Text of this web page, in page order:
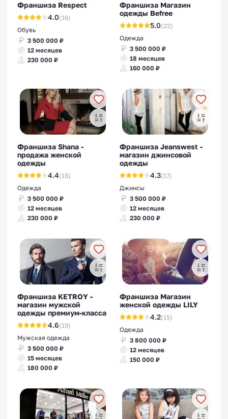
Франшиза Respect
4.0(16)
Обувь
3 500 000 ₽
12 месяцев
230 000 ₽
Франшиза Магазин
одежды Befree
5.0(22)
Одежда
3 500 000 ₽
18 месяцев
160 000 ₽
Франшиза Shana -
продажа женской
одежды
4.4(18)
Одежда
3 500 000 ₽
12 месяцев
230 000 ₽
Франшиза Jeanswest -
магазин джинсовой
одежды
4.3(17)
Джинсы
3 500 000 ₽
12 месяцев
230 000 ₽
Франшиза KETROY -
магазин мужской
одежды премиум-класса
4.6(19)
Мужская одежда
3 500 000 ₽
15 месяцев
180 000 ₽
Франшиза Магазин
женской одежды LILY
4.2(15)
Одежда
3 800 000 ₽
12 месяцев
150 000 ₽